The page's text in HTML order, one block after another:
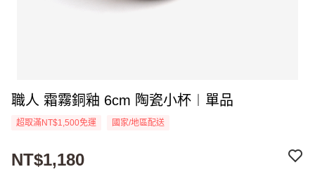
職人 霜霧銅釉 6cm 陶瓷小杯︱單品
超取滿NT$1,500免運 國家/地區配送
NT$1,180